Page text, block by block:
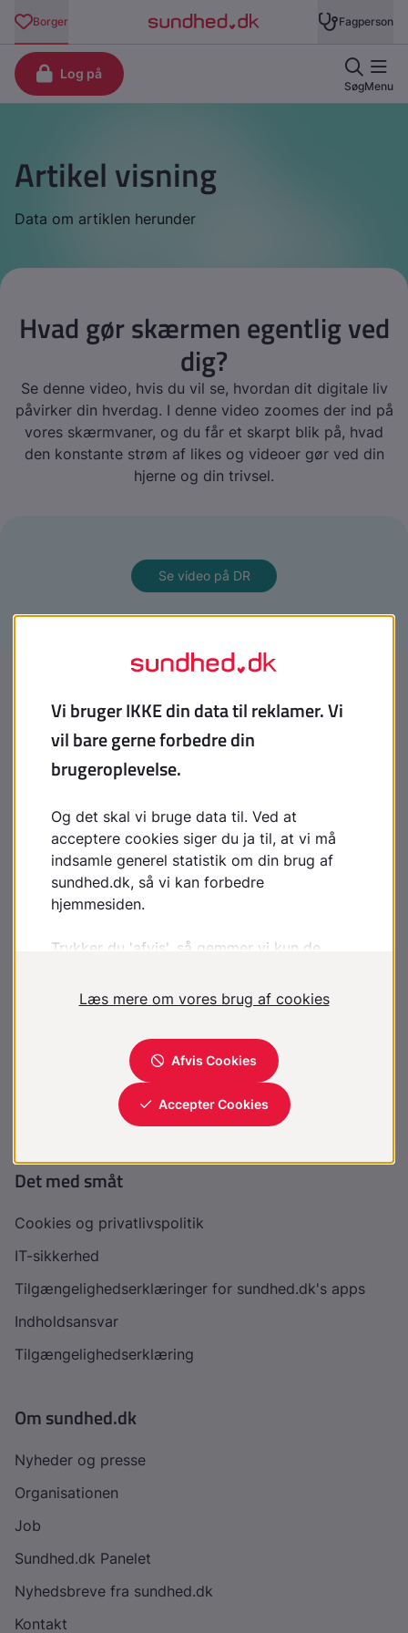
Artikel visning
Data om artiklen herunder
Hvad gør skærmen egentlig ved
dig?
Se denne video, hvis du vil se, hvordan dit digitale liv
påvirker din hverdag. I denne video zoomes der ind på
vores skærmvaner, og du får et skarpt blik på, hvad
den konstante strøm af likes og videoer gør ved din
hjerne og din trivsel.
Se video på DR